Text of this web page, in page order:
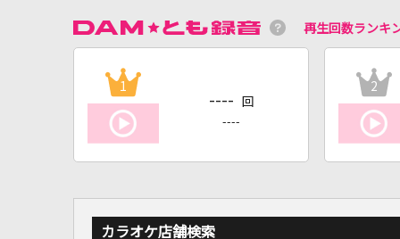
再生回数ランキ
1
---- 回
----
2
カラオケ店舗検索